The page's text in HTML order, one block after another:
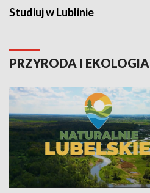
Studiuj w Lublinie
PRZYRODA I EKOLOGIA